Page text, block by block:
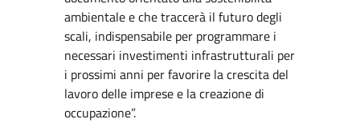
ambientale e che traccerà il futuro degli
scali, indispensabile per programmare i
necessari investimenti infrastrutturali per
i prossimi anni per favorire la crescita del
lavoro delle imprese e la creazione di
occupazione”.